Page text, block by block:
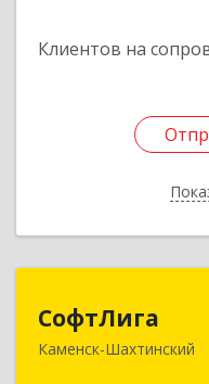
Клиентов на
СофтЛига
Каменск-Шахтинский
347800,